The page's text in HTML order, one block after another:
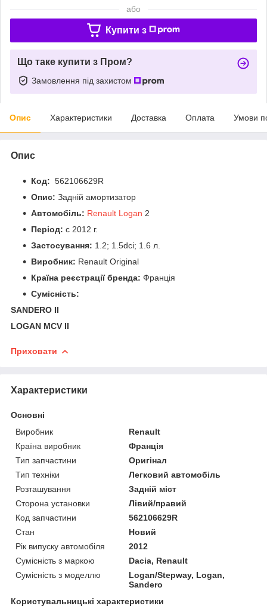
або
Купити з
Що таке купити з Пром?
Замовлення під захистом
Опис Характеристики Доставка Оплата Умови
Опис
Код: 562106629R
Опис: Задній амортизатор
Автомобіль: Renault Logan 2
Період: c 2012 г.
Застосування: 1.2; 1.5dci; 1.6 л.
Виробник: Renault Original
Країна реєстрації бренда: Франція
Сумісність:
SANDERO II
LOGAN MCV II
Приховати
Характеристики
Основні
Виробник
Renault
Країна виробник
Франція
Тип запчастини
Оригінал
Тип техніки
Легковий автомобіль
Розташування
Задній міст
Сторона установки
Лівий/правий
Код запчастини
562106629R
Стан
Новий
Рік випуску автомобіля
2012
Сумісність з маркою
Dacia, Renault
Сумісність з моделлю
Logan/Stepway, Logan,
Sandero
Користувальницькі характеристики